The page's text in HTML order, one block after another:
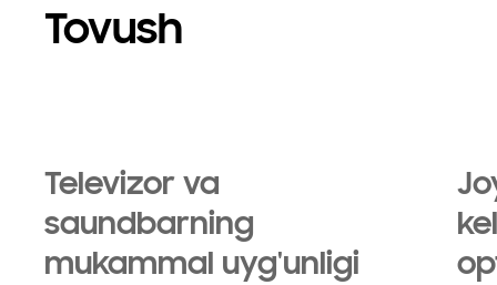
Tovush
Televizor va
saundbarning
mukammal uyg'unligi